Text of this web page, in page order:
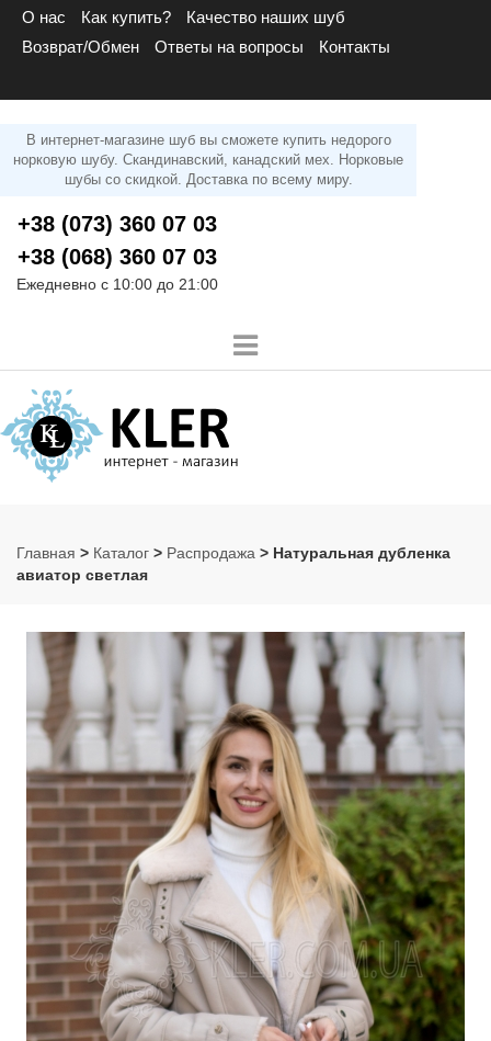
О нас Как купить?
Качество наших шуб
Возврат/Обмен
Ответы на вопросы Контакты
В интернет-магазине шуб вы сможете купить недорого
норковую шубу. Скандинавский, канадский мех. Норковые
шубы со скидкой. Доставка по всему миру.
+38 (073) 360 07 03
+38 (068) 360 07 03
Ежедневно с 10:00 до 21:00
Главная > Каталог > Распродажа > Натуральная дубленка
авиатор светлая